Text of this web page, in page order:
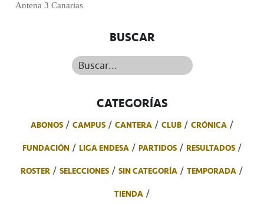
Antena 3 Canarias
BUSCAR
Buscar...
CATEGORÍAS
ABONOS CAMPUS CANTERA CLUB
CRÓNICA
FUNDACIÓN
LIGA ENDESA PARTIDOS
RESULTADOS
ROSTER
SELECCIONES SIN CATEGORÍA
TEMPORADA
TIENDA